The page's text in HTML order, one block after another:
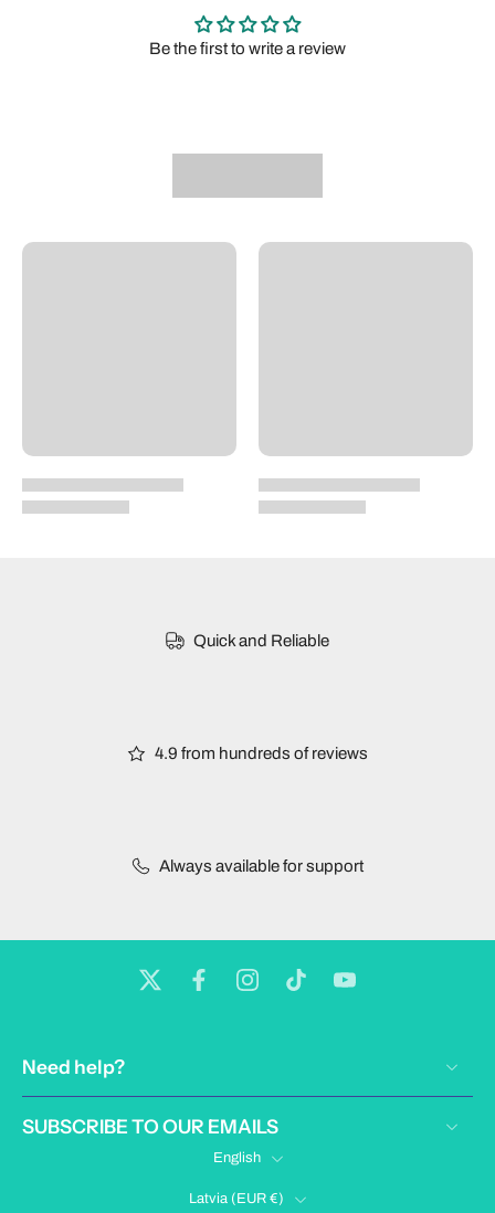
Be the first to write a review
Quick and Reliable
4.9 from hundreds of reviews
Always available for support
Need help?
SUBSCRIBE TO OUR EMAILS
English
Latvia ‎(EUR €)‎